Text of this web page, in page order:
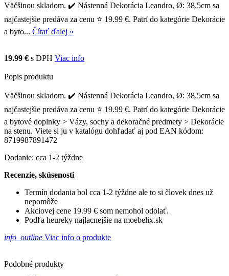
Väčšinou skladom. ✔️ Nástenná Dekorácia Leandro, Ø: 38,5cm sa
najčastejšie predáva za cenu ⭐ 19.99 €. Patrí do kategórie Dekorácie
a byto... Čítať ďalej »
19.99 € s DPH Viac info
Popis produktu
Väčšinou skladom. ✔️ Nástenná Dekorácia Leandro, Ø: 38,5cm sa
najčastejšie predáva za cenu ⭐ 19.99 €. Patrí do kategórie Dekorácie
a bytové doplnky > Vázy, sochy a dekoračné predmety > Dekorácie
na stenu. Viete si ju v katalógu dohľadať aj pod EAN kódom:
8719987891472
Dodanie: cca 1-2 týždne
Recenzie, skúsenosti
Termín dodania bol cca 1-2 týždne ale to si človek dnes už
nepomôže
Akciovej cene 19.99 € som nemohol odolať.
Podľa heureky najlacnejšie na moebelix.sk
info_outline Viac info o produkte
Podobné produkty